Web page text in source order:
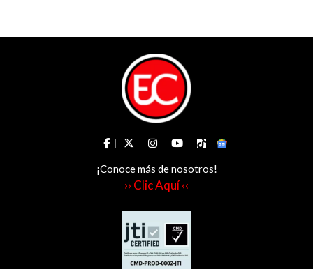
¡Conoce más de nosotros!
›› Clic Aquí ‹‹